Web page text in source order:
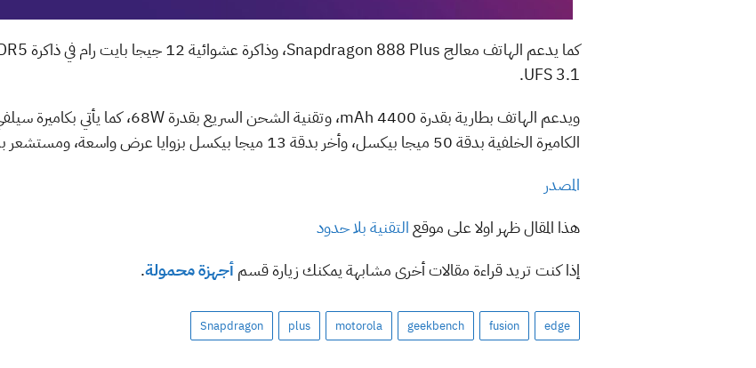
UFS 3.1.
الكاميرة الخلفية بدقة 50 ميجا بيكسل، وأخر بدقة 13 ميجا بيكسل بزوايا عرض واسعة، ومستشعر بدقة 2 ميجا بيكسل لعمق التصوير.
المصدر
هذا المقال ظهر اولا على موقعالتقنية بلا حدود
إذا كنت تريد قراءة مقالات أخرى مشابهة يمكنك زيارة قسمأجهزة محمولة.
edge
fusion
geekbench
motorola
plus
Snapdragon